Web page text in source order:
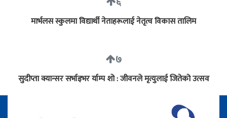
मार्भलस स्कुलमा विद्यार्थी नेताहरूलाई नेतृत्व विकास तालिम
७
सुदीप्ता क्यान्सर सर्भाइभर र्याम्प शो : जीवनले मृत्युलाई जितेको उत्सव